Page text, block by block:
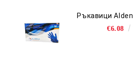
Ръкавици
€6.08